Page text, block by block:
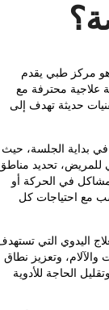
طبي يقدم
محترفة مع
تهدف إلى
الجلسة، حيث
تحديد مناطق
الحركة أو
كل
التي تستهدف
وتعزيز نطاق
للأدوية